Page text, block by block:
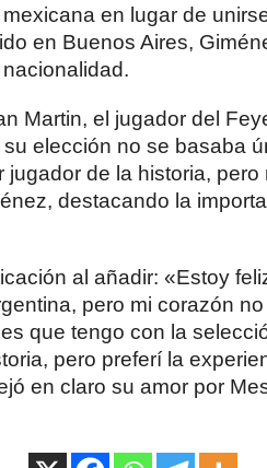
en lugar de
en Buenos Aires,
Martin, el jugador del
elección no se basaba
de la historia,
destacando la
al añadir: «Estoy
pero mi corazón
que tengo con la
pero preferí la
en claro su amor por